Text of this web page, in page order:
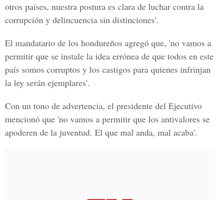
otros países, nuestra postura es clara de luchar contra la
corrupción y delincuencia sin distinciones'.
El mandatario de los hondureños agregó que, 'no vamos a
permitir que se instale la idea errónea de que todos en este
país somos corruptos y los castigos para quienes infrinjan
la ley serán ejemplares'.
Con un tono de advertencia, el presidente del Ejecutivo
mencionó que 'no vamos a permitir que los antivalores se
apoderen de la juventud. El que mal anda, mal acaba'.